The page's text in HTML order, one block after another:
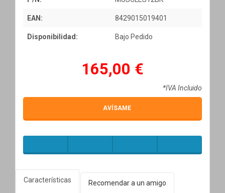
EAN: 8429015019401
Disponibilidad: Bajo Pedido
165,00 €
*IVA Incluido
AVÍSAME
Características Recomendar a un amigo